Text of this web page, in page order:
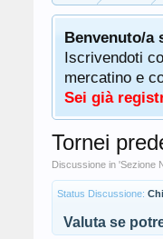
Benvenuto/a
Iscrivendoti
mercatino e
Sei già
Tornei
Discussione in 'Sezione
Status Discussione:
Valuta se